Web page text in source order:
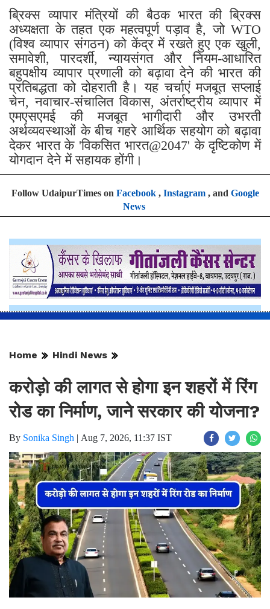
ब्रिक्स व्यापार मंत्रियों की बैठक भारत की ब्रिक्स
अध्यक्षता के तहत एक महत्वपूर्ण पड़ाव है, जो WTO
(विश्व व्यापार संगठन) को केंद्र में रखते हुए एक खुली,
समावेशी, पारदर्शी, न्यायसंगत और नियम-आधारित
बहुपक्षीय व्यापार प्रणाली को बढ़ावा देने की भारत की
प्रतिबद्धता को दोहराती है। यह चर्चाएं मजबूत सप्लाई
चेन, नवाचार-संचालित विकास, अंतर्राष्ट्रीय व्यापार में
एमएसएमई की मजबूत भागीदारी और उभरती
अर्थव्यवस्थाओं के बीच गहरे आर्थिक सहयोग को बढ़ावा
देकर भारत के 'विकसित भारत@2047' के दृष्टिकोण में
योगदान देने में सहायक होंगी।
Follow UdaipurTimes on Facebook, Instagram, and Google
News
Home Hindi News
करोड़ो की लागत से होगा इन शहरों में रिंग
रोड का निर्माण, जाने सरकार की योजना?
By Sonika Singh | Aug 7, 2026, 11:37 IST